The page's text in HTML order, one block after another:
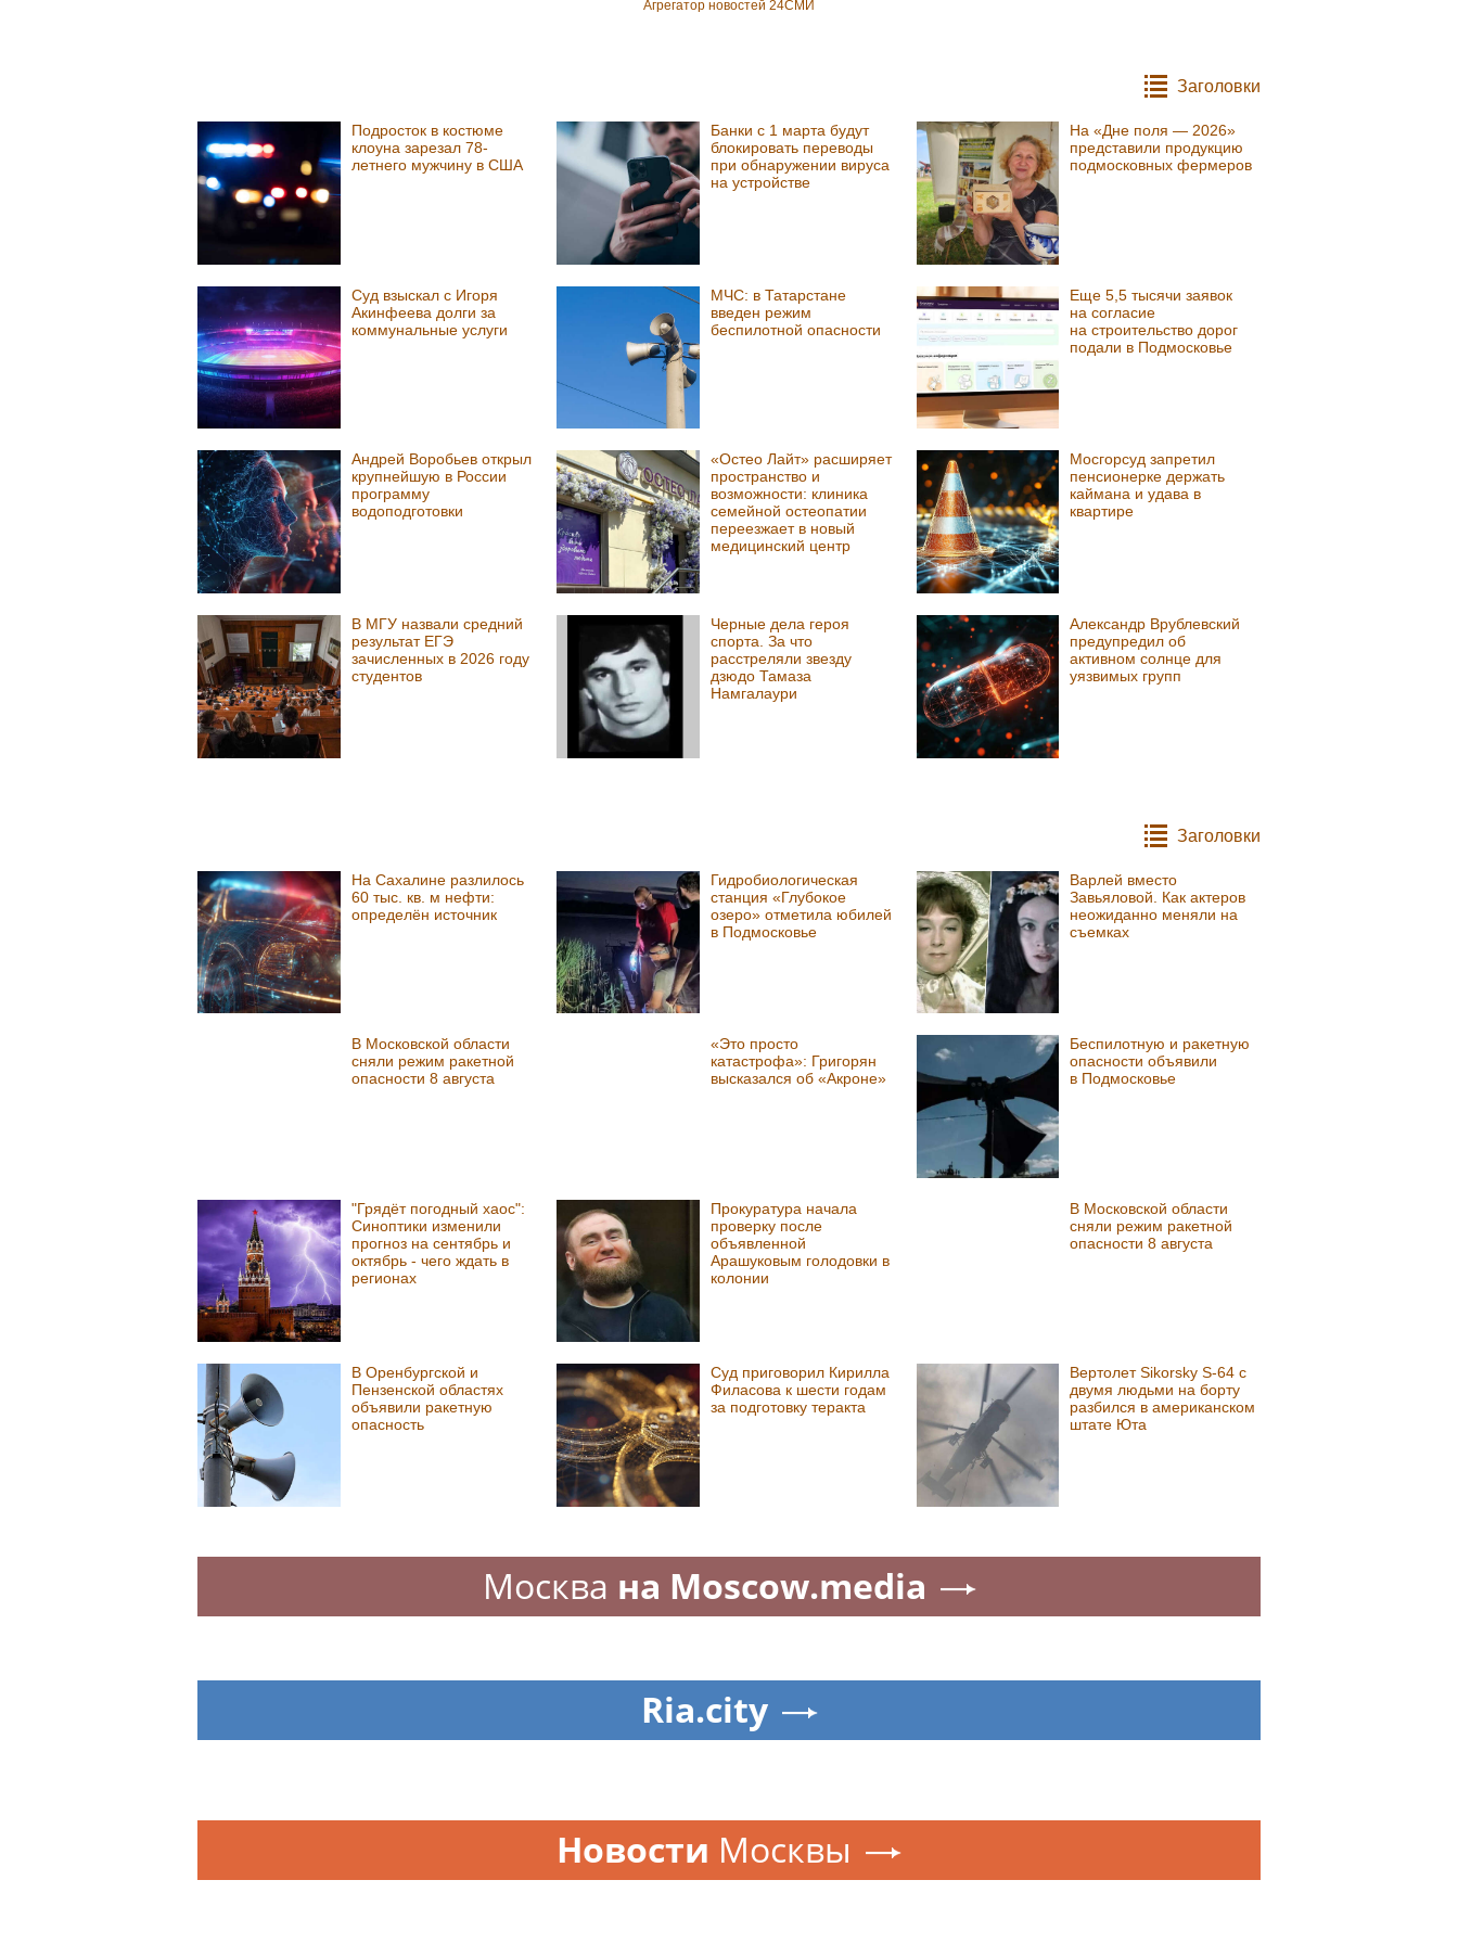
Агрегатор новостей 24СМИ
Заголовки
Подросток в костюме
клоуна зарезал 78-
летнего мужчину в США
Банки с 1 марта будут
блокировать переводы
при обнаружении вируса
на устройстве
На «Дне поля — 2026»
представили продукцию
подмосковных фермеров
Суд взыскал с Игоря
Акинфеева долги за
коммунальные услуги
МЧС: в Татарстане
введен режим
беспилотной опасности
Еще 5,5 тысячи заявок
на согласие
на строительство дорог
подали в Подмосковье
Андрей Воробьев открыл
крупнейшую в России
программу
водоподготовки
«Остео Лайт» расширяет
пространство и
возможности: клиника
семейной остеопатии
переезжает в новый
медицинский центр
Мосгорсуд запретил
пенсионерке держать
каймана и удава в
квартире
В МГУ назвали средний
результат ЕГЭ
зачисленных в 2026 году
студентов
Черные дела героя
спорта. За что
расстреляли звезду
дзюдо Тамаза
Намгалаури
Александр Врублевский
предупредил об
активном солнце для
уязвимых групп
Заголовки
На Сахалине разлилось
60 тыс. кв. м нефти:
определён источник
Гидробиологическая
станция «Глубокое
озеро» отметила юбилей
в Подмосковье
Варлей вместо
Завьяловой. Как актеров
неожиданно меняли на
съемках
В Московской области
сняли режим ракетной
опасности 8 августа
«Это просто
катастрофа»: Григорян
высказался об «Акроне»
Беспилотную и ракетную
опасности объявили
в Подмосковье
"Грядёт погодный хаос":
Синоптики изменили
прогноз на сентябрь и
октябрь - чего ждать в
регионах
Прокуратура начала
проверку после
объявленной
Арашуковым голодовки в
колонии
В Московской области
сняли режим ракетной
опасности 8 августа
В Оренбургской и
Пензенской областях
объявили ракетную
опасность
Суд приговорил Кирилла
Филасова к шести годам
за подготовку теракта
Вертолет Sikorsky S-64 с
двумя людьми на борту
разбился в американском
штате Юта
Москва на Moscow.media
Ria.city
Новости Москвы